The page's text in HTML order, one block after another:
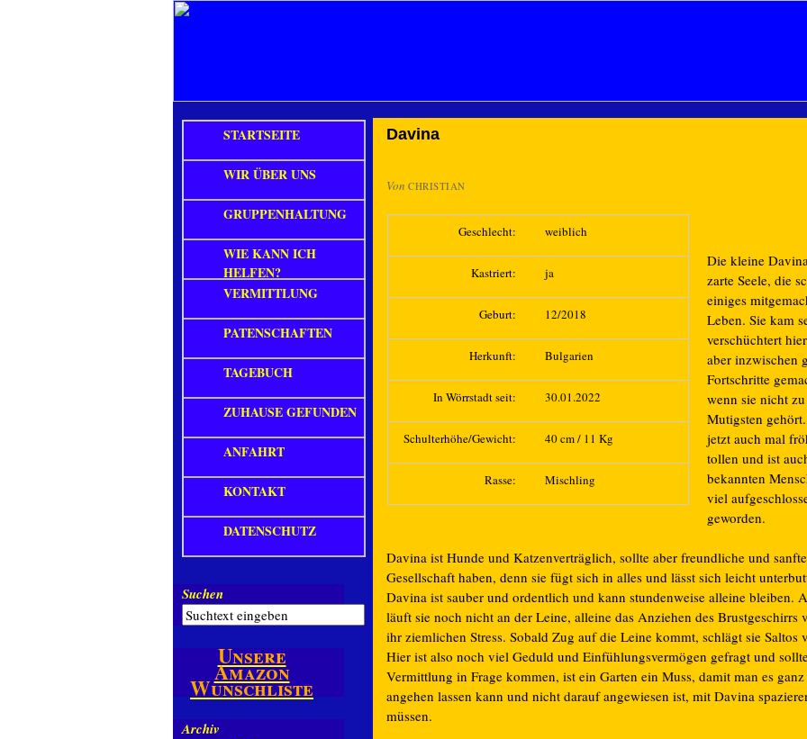
Davina
Von CHRISTIAN
Geschlecht: weiblich
Kastriert: ja
Geburt: 12/2018
Herkunft: Bulgarien
In Wörrstadt seit: 30.01.2022
Schulterhöhe/Gewicht: 40 cm / 11 Kg
Rasse: Mischling
Die kleine
zarte Seele, die
einiges
Leben. Sie kam
verschüchtert
aber inzwischen
Fortschritte
wenn sie nicht
Mutigsten
jetzt auch mal
tollen und ist
bekannten
viel
geworden.
Davina ist Hunde und Katzenverträglich, sollte aber freundliche und sanfte
Gesellschaft haben, denn sie fügt sich in alles und lässt sich leicht
Davina ist sauber und ordentlich und kann stundenweise alleine bleiben.
läuft sie noch nicht an der Leine, alleine das Anziehen des Brustgeschirrs
ihr ziemlichen Stress. Sobald Zug auf die Leine kommt, schlägt sie Saltos
Hier ist also noch viel Geduld und Einfühlungsvermögen gefragt und
Vermittlung in Frage kommen, ist ein Garten ein Muss, damit man es
angehen lassen kann und nicht darauf angewiesen ist, mit Davina
müssen.
STARTSEITE
WIR ÜBER UNS
GRUPPENHALTUNG
WIE KANN ICH
HELFEN?
VERMITTLUNG
PATENSCHAFTEN
TAGEBUCH
ZUHAUSE GEFUNDEN
ANFAHRT
KONTAKT
DATENSCHUTZ
Suchen
Unsere
Amazon
Wunschliste
Archiv